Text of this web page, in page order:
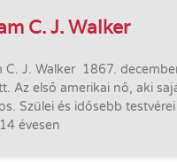
C. J. Walker
C. J. Walker 1867.
Az első amerikai nő, aki
Szülei és idősebb
évesen